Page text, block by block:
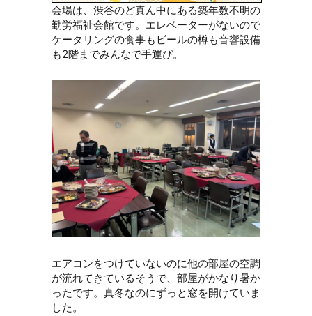
会場は、渋谷のど真ん中にある築年数不明の
勤労福祉会館です。エレベーターがないので
ケータリングの食事もビールの樽も音響設備
も2階までみんなで手運び。
エアコンをつけていないのに他の部屋の空調
が流れてきているそうで、部屋がかなり暑か
ったです。真冬なのにずっと窓を開けていま
した。